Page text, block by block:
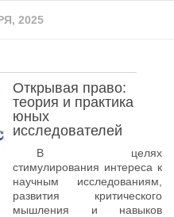
организации
2025
Открывая право:
теория и практика
юных
исследователей
В целях
стимулирования интереса к
научным исследованиям,
развития критического
мышления и навыков